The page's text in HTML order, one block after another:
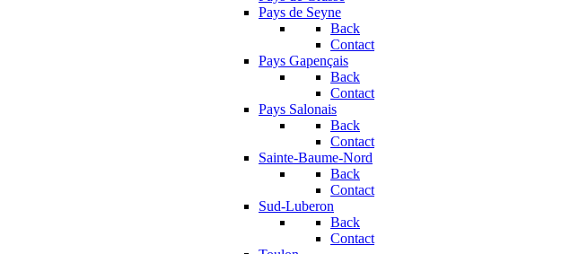
Pays de Seyne
Back
Contact
Pays Gapençais
Back
Contact
Pays Salonais
Back
Contact
Sainte-Baume-Nord
Back
Contact
Sud-Luberon
Back
Contact